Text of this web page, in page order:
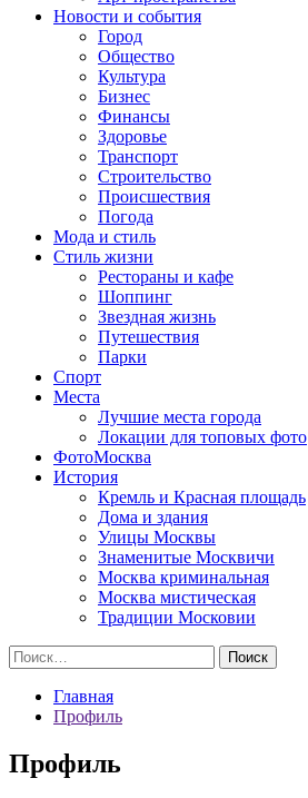
Новости и события
Город
Общество
Культура
Бизнес
Финансы
Здоровье
Транспорт
Строительство
Происшествия
Погода
Мода и стиль
Стиль жизни
Рестораны и кафе
Шоппинг
Звездная жизнь
Путешествия
Парки
Спорт
Места
Лучшие места города
Локации для топовых фото
ФотоМосква
История
Кремль и Красная площадь
Дома и здания
Улицы Москвы
Знаменитые Москвичи
Москва криминальная
Москва мистическая
Традиции Московии
Найти:
Главная
Профиль
Профиль